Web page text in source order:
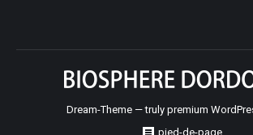
Dream-Theme — truly premium
pied-de-page